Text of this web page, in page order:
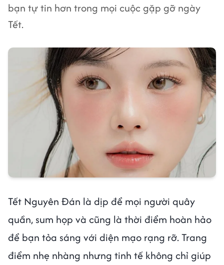
bạn tự tin hơn trong mọi cuộc gặp gỡ ngày
Tết.
Tết Nguyên Đán là dịp để mọi người quây
quần, sum họp và cũng là thời điểm hoàn hảo
để bạn tỏa sáng với diện mạo rạng rỡ. Trang
điểm nhẹ nhàng nhưng tinh tế không chỉ giúp